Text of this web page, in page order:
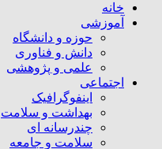
خانه
آموزشی
حوزه و دانشگاه
دانش و فناوری
علمی و پژوهشی
اجتماعی
اینفوگرافیک
بهداشت و سلامت
چندرسانه ای
سلامت و جامعه